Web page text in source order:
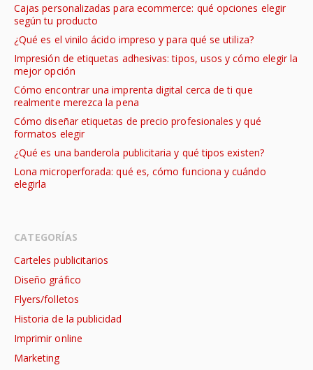
Cajas personalizadas para ecommerce: qué opciones elegir
según tu producto
¿Qué es el vinilo ácido impreso y para qué se utiliza?
Impresión de etiquetas adhesivas: tipos, usos y cómo elegir la
mejor opción
Cómo encontrar una imprenta digital cerca de ti que
realmente merezca la pena
Cómo diseñar etiquetas de precio profesionales y qué
formatos elegir
¿Qué es una banderola publicitaria y qué tipos existen?
Lona microperforada: qué es, cómo funciona y cuándo
elegirla
CATEGORÍAS
Carteles publicitarios
Diseño gráfico
Flyers/folletos
Historia de la publicidad
Imprimir online
Marketing